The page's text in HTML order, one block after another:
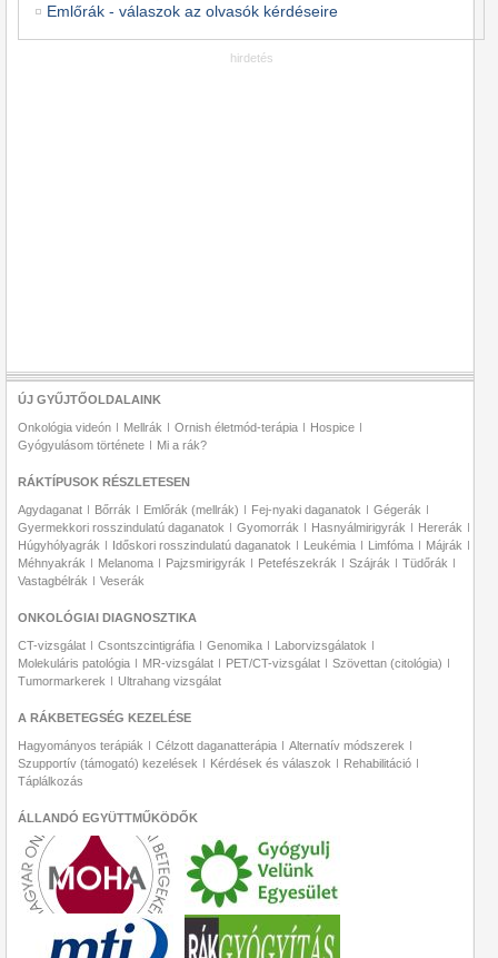
Emlőrák - válaszok az olvasók kérdéseire
hirdetés
ÚJ GYŰJTŐOLDALAINK
Onkológia videón Mellrák Ornish életmód-terápia
Hospice
Gyógyulásom története
Mi a rák?
RÁKTÍPUSOK RÉSZLETESEN
Agydaganat Bőrrák Emlőrák (mellrák) Fej-nyaki daganatok
Gégerák
Gyermekkori rosszindulatú daganatok
Gyomorrák Hasnyálmirigyrák
Hererák
Húgyhólyagrák
Időskori rosszindulatú daganatok Leukémia Limfóma
Májrák
Méhnyakrák
Melanoma Pajzsmirigyrák Petefészekrák Szájrák
Tüdőrák
Vastagbélrák
Veserák
ONKOLÓGIAI DIAGNOSZTIKA
CT-vizsgálat Csontszcintigráfia Genomika
Laborvizsgálatok
Molekuláris patológia
MR-vizsgálat PET/CT-vizsgálat
Szövettan (citológia)
Tumormarkerek
Ultrahang vizsgálat
A RÁKBETEGSÉG KEZELÉSE
Hagyományos terápiák Célzott daganatterápia
Alternatív módszerek
Szupportív (támogató) kezelések
Kérdések és válaszok
Rehabilitáció
Táplálkozás
ÁLLANDÓ EGYÜTTMŰKÖDŐK